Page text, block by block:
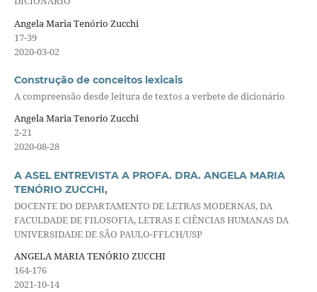
Angela Maria Tenório Zucchi
17-39
2020-03-02
Construção de conceitos lexicais
A compreensão desde leitura de textos a verbete de dicionário
Angela Maria Tenorio Zucchi
2-21
2020-08-28
A ASEL ENTREVISTA A PROFA. DRA. ANGELA MARIA
TENÓRIO ZUCCHI,
DOCENTE DO DEPARTAMENTO DE LETRAS MODERNAS, DA
FACULDADE DE FILOSOFIA, LETRAS E CIÊNCIAS HUMANAS DA
UNIVERSIDADE DE SÃO PAULO-FFLCH/USP
ANGELA MARIA TENÓRIO ZUCCHI
164-176
2021-10-14